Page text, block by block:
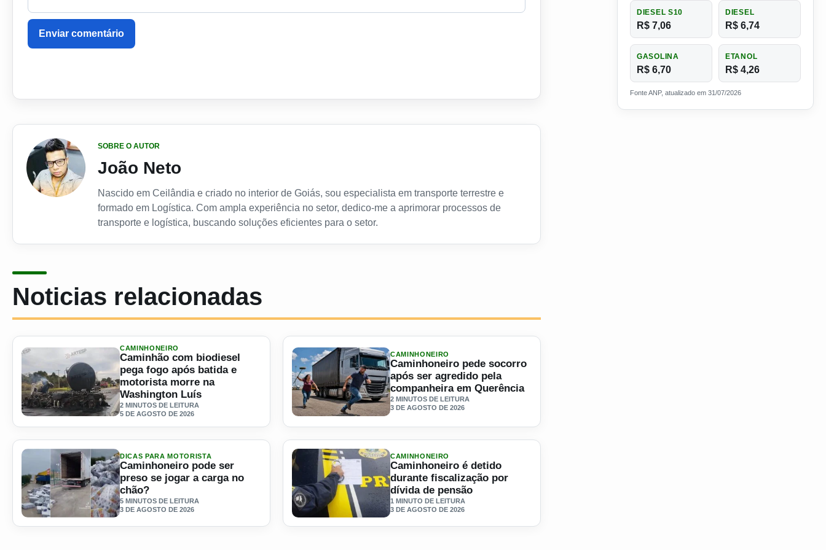
Enviar comentário
SOBRE O AUTOR
João Neto
Nascido em Ceilândia e criado no interior de Goiás, sou especialista em transporte terrestre e
formado em Logística. Com ampla experiência no setor, dedico-me a aprimorar processos de
transporte e logística, buscando soluções eficientes para o setor.
Noticias relacionadas
Ler materia: Caminhão com biodiesel pega fogo após batida e motorista morre na Washington Luís
CAMINHONEIRO
Caminhão com biodiesel
pega fogo após batida e
motorista morre na
Washington Luís
2 MINUTOS DE LEITURA
5 DE AGOSTO DE 2026
Ler materia: Caminhoneiro pede socorro após ser agredido pela companheira em Querência
CAMINHONEIRO
Caminhoneiro pede socorro
após ser agredido pela
companheira em Querência
2 MINUTOS DE LEITURA
3 DE AGOSTO DE 2026
Ler materia: Caminhoneiro pode ser preso se jogar a carga no chão?
DICAS PARA MOTORISTA
Caminhoneiro pode ser
preso se jogar a carga no
chão?
5 MINUTOS DE LEITURA
3 DE AGOSTO DE 2026
Ler materia: Caminhoneiro é detido durante fiscalização por dívida de pensão
CAMINHONEIRO
Caminhoneiro é detido
durante fiscalização por
dívida de pensão
1 MINUTO DE LEITURA
3 DE AGOSTO DE 2026
DIESEL S10
R$ 7,06
DIESEL
R$ 6,74
GASOLINA
R$ 6,70
ETANOL
R$ 4,26
Fonte ANP, atualizado em 31/07/2026